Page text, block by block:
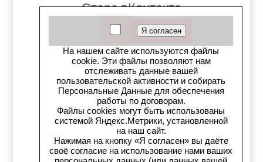
Старс вКонтакте
Старс в YouTube
Телеграм-канал
Старс на Drom.ru
Старс в auto.ru
Старс в картах Яндекс
На нашем сайте используются файлы
cookie. Эти файлы позволяют нам
отслеживать данные вашей
пользовательской активности и собирать
Персональные Данные для обеспечения
работы по договорам.
Файлы cookies могут быть использованы
системой Яндекс.Метрики, установленной
на наш сайт.
Нажимая на кнопку «Я согласен» вы даёте
своё согласие на использование нами ваших